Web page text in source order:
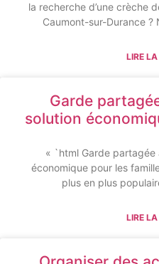
la recherche d’une crèche
Caumont-sur-Durance ?
LIRE
Garde
solution
« `html Garde partagée
économique pour les
plus en plus
LIRE